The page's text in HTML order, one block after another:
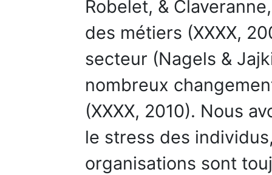
Robelet, &
des métiers (XXXX,
secteur (Nagels &
nombreux
(XXXX, 2010). Nous
le stress des
organisations sont